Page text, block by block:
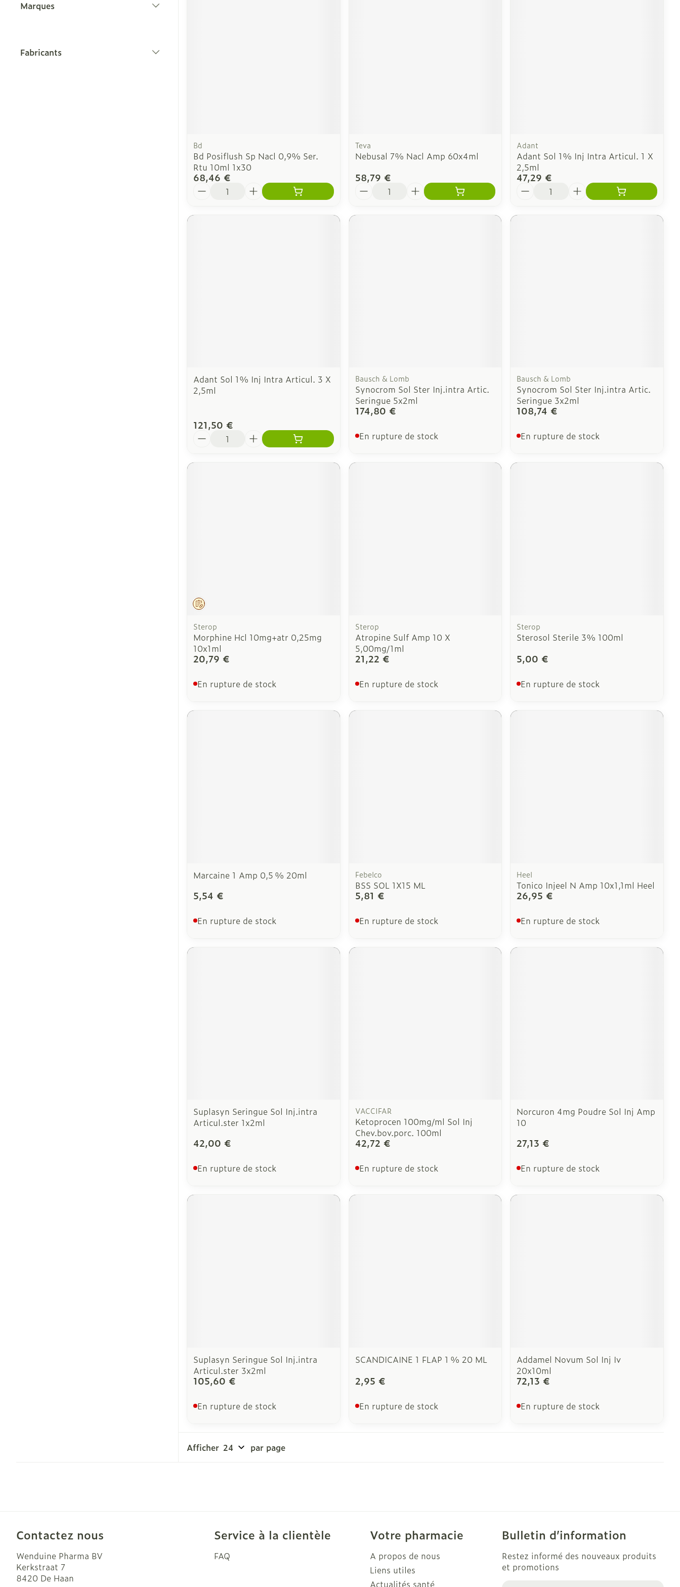
Marques
Fabricants
Bd
Bd Posiflush Sp Nacl 0,9% Ser.
Rtu 10ml 1x30
68,46 €
Quantité
Teva
Nebusal 7% Nacl Amp 60x4ml
58,79 €
Quantité
Adant
Adant Sol 1% Inj Intra Articul. 1 X
2,5ml
47,29 €
Quantité
Adant Sol 1% Inj Intra Articul. 3 X
2,5ml
121,50 €
Quantité
Bausch & Lomb
Synocrom Sol Ster Inj.intra Artic.
Seringue 5x2ml
174,80 €
En rupture de stock
Bausch & Lomb
Synocrom Sol Ster Inj.intra Artic.
Seringue 3x2ml
108,74 €
En rupture de stock
Sur prescription
Sterop
Morphine Hcl 10mg+atr 0,25mg
10x1ml
20,79 €
En rupture de stock
Sterop
Atropine Sulf Amp 10 X
5,00mg/1ml
21,22 €
En rupture de stock
Sterop
Sterosol Sterile 3% 100ml
5,00 €
En rupture de stock
Marcaine 1 Amp 0,5 % 20ml
5,54 €
En rupture de stock
Febelco
BSS SOL 1X15 ML
5,81 €
En rupture de stock
Heel
Tonico Injeel N Amp 10x1,1ml Heel
26,95 €
En rupture de stock
Suplasyn Seringue Sol Inj.intra
Articul.ster 1x2ml
42,00 €
En rupture de stock
VACCIFAR
Ketoprocen 100mg/ml Sol Inj
Chev.bov.porc. 100ml
42,72 €
En rupture de stock
Norcuron 4mg Poudre Sol Inj Amp
10
27,13 €
En rupture de stock
Suplasyn Seringue Sol Inj.intra
Articul.ster 3x2ml
105,60 €
En rupture de stock
SCANDICAINE 1 FLAP 1 % 20 ML
2,95 €
En rupture de stock
Addamel Novum Sol Inj Iv
20x10ml
72,13 €
En rupture de stock
Afficher par page
Contactez nous
Wenduine Pharma BV
Kerkstraat 7
8420 De Haan
Service à la clientèle
FAQ
Votre pharmacie
A propos de nous
Liens utiles
Actualités santé
Bulletin d’information
Restez informé des nouveaux produits
et promotions